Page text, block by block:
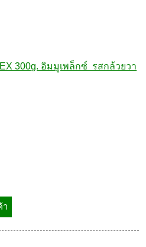
300g. อิมมูเพล็กซ์  รสกล้วยวา